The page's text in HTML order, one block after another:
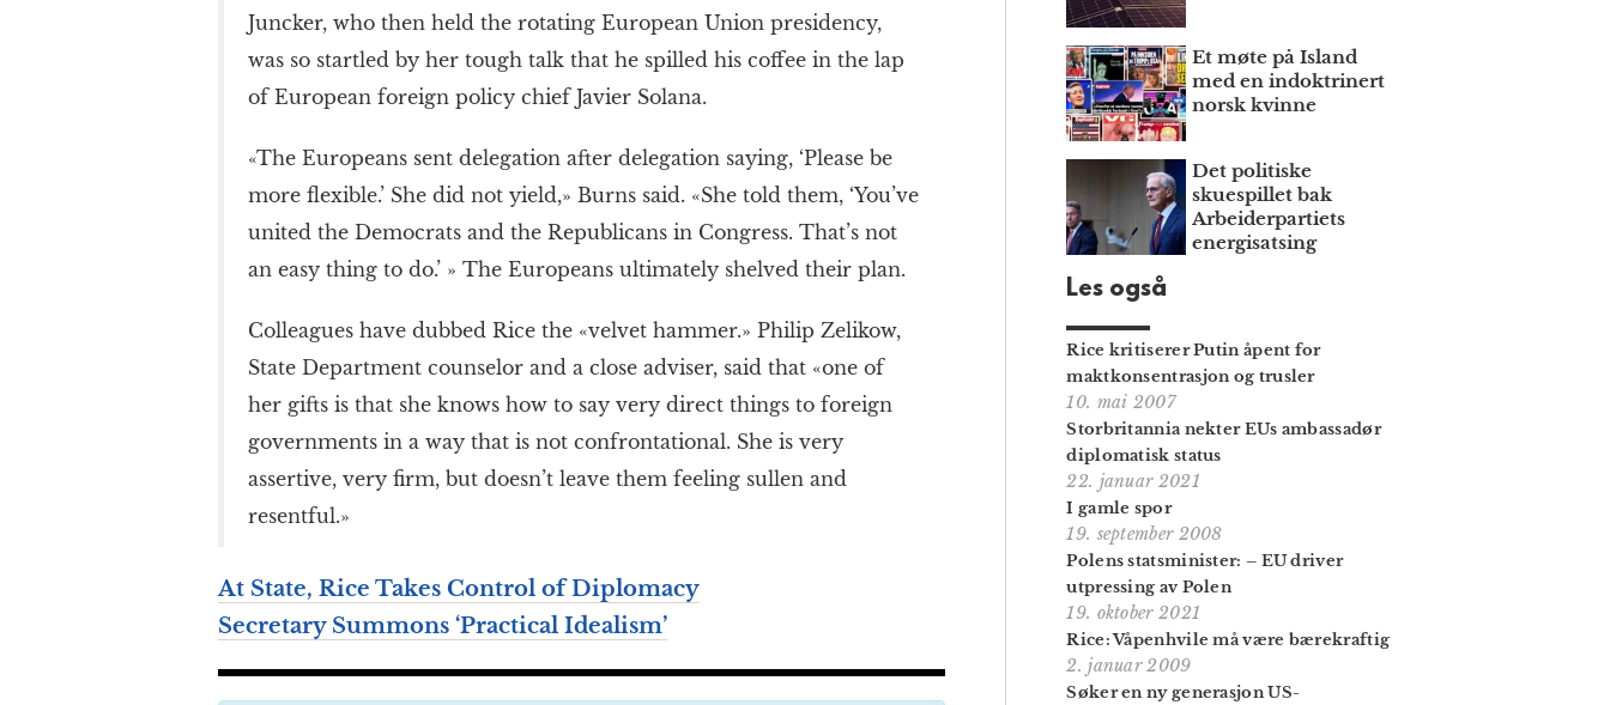
Juncker, who then held the rotating European Union presidency,
was so startled by her tough talk that he spilled his coffee in the lap
of European foreign policy chief Javier Solana.
«The Europeans sent delegation after delegation saying, ‘Please be
more flexible.’ She did not yield,» Burns said. «She told them, ‘You’ve
united the Democrats and the Republicans in Congress. That’s not
an easy thing to do.’ » The Europeans ultimately shelved their plan.
Colleagues have dubbed Rice the «velvet hammer.» Philip Zelikow,
State Department counselor and a close adviser, said that «one of
her gifts is that she knows how to say very direct things to foreign
governments in a way that is not confrontational. She is very
assertive, very firm, but doesn’t leave them feeling sullen and
resentful.»
At State, Rice Takes Control of Diplomacy
Secretary Summons ‘Practical Idealism’
Et møte på Island
med en indoktrinert
norsk kvinne
Det politiske
skuespillet bak
Arbeiderpartiets
energisatsing
Les også
Rice kritiserer Putin åpent for
maktkonsentrasjon og trusler
10. mai 2007
Storbritannia nekter EUs ambassadør
diplomatisk status
22. januar 2021
I gamle spor
19. september 2008
Polens statsminister: – EU driver
utpressing av Polen
19. oktober 2021
Rice: Våpenhvile må være bærekraftig
2. januar 2009
Søker en ny generasjon US-